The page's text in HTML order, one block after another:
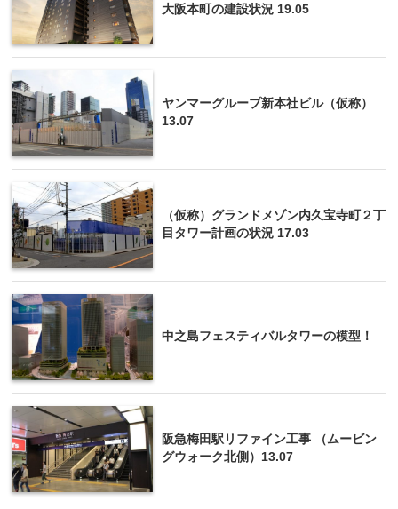
大阪本町の建設状況 19.05
ヤンマーグループ新本社ビル（仮称）
13.07
（仮称）グランドメゾン内久宝寺町２丁
目タワー計画の状況 17.03
中之島フェスティバルタワーの模型！
阪急梅田駅リファイン工事 （ムービン
グウォーク北側）13.07